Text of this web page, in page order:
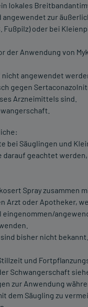
lokales
angewendet zur
Fußpilz) oder bei
der Anwendung von
nicht angewendet
gegen
Arzneimittels sind.
bei Säuglingen und
geachtet
Spray zusammen
Arzt oder Apotheker,
bisher nicht bekannt.
und
Schwangerschaft
zur Anwendung
dem Säugling zu